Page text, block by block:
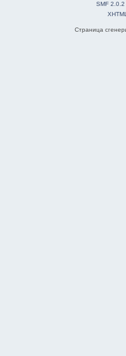
SMF 2.0.2
Страница